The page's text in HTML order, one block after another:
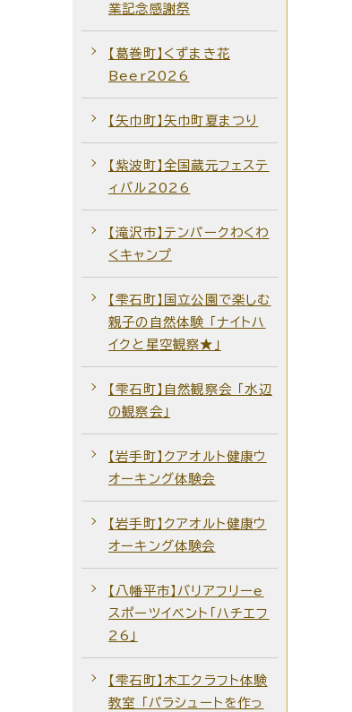
業記念感謝祭
【葛巻町】くずまき花
Beer2026
【矢巾町】矢巾町夏まつり
【紫波町】全国蔵元フェステ
ィバル2026
【滝沢市】テンパークわくわ
くキャンプ
【雫石町】国立公園で楽しむ
親子の自然体験 「ナイトハ
イクと星空観察★」
【雫石町】自然観察会 ｢水辺
の観察会｣
【岩手町】クアオルト健康ウ
オーキング体験会
【岩手町】クアオルト健康ウ
オーキング体験会
【八幡平市】バリアフリーe
スポーツイベント「ハチエフ
26」
【雫石町】木工クラフト体験
教室 「パラシュートを作っ